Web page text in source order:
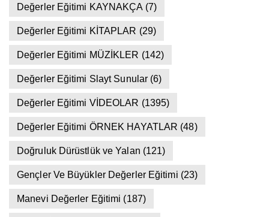
Değerler Eğitimi KAYNAKÇA (7)
Değerler Eğitimi KİTAPLAR (29)
Değerler Eğitimi MÜZİKLER (142)
Değerler Eğitimi Slayt Sunular (6)
Değerler Eğitimi VİDEOLAR (1395)
Değerler Eğitimi ÖRNEK HAYATLAR (48)
Doğruluk Dürüstlük ve Yalan (121)
Gençler Ve Büyükler Değerler Eğitimi (23)
Manevi Değerler Eğitimi (187)